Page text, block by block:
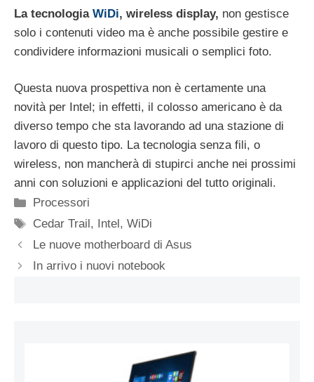
La tecnologia WiDi, wireless display, non gestisce
solo i contenuti video ma è anche possibile gestire e
condividere informazioni musicali o semplici foto.
Questa nuova prospettiva non è certamente una
novità per Intel; in effetti, il colosso americano è da
diverso tempo che sta lavorando ad una stazione di
lavoro di questo tipo. La tecnologia senza fili, o
wireless, non mancherà di stupirci anche nei prossimi
anni con soluzioni e applicazioni del tutto originali.
Categorie
Processori
Tag
Cedar Trail , Intel ,WiDi
Le nuove motherboard di Asus
In arrivo i nuovi notebook